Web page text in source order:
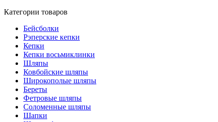
Категории товаров
Бейсболки
Рэперские кепки
Кепки
Кепки восьмиклинки
Шляпы
Ковбойские шляпы
Широкополые шляпы
Береты
Фетровые шляпы
Соломенные шляпы
Шапки